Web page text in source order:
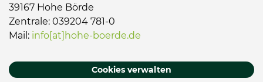
39167 Hohe Börde
Zentrale: 039204 781-0
Mail: info[at]hohe-boerde.de
Cookies verwalten